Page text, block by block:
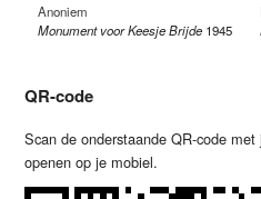
Anoniem
Monument voor Keesje Brijde 1945
QR-code
Scan de onderstaande QR-code
openen op je mobiel.